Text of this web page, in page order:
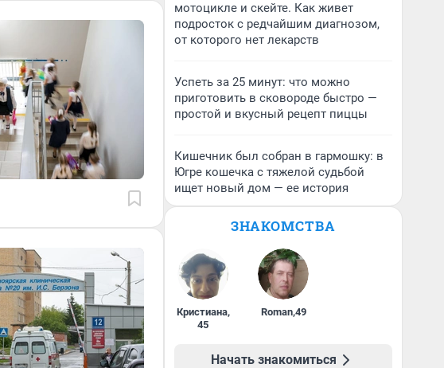
мотоцикле и скейте. Как живет
подросток с редчайшим диагнозом,
от которого нет лекарств
Успеть за 25 минут: что можно
приготовить в сковороде быстро —
простой и вкусный рецепт пиццы
Кишечник был собран в гармошку: в
Югре кошечка с тяжелой судьбой
ищет новый дом — ее история
ЗНАКОМСТВА
Кристиана,
45
Roman,49
Начать знакомиться